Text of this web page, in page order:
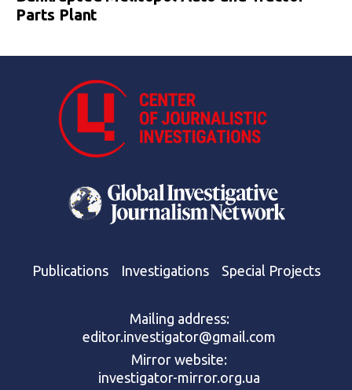
Parts Plant
Publications Investigations Special Projects
Mailing address:
editor.investigator@gmail.com
Mirror website:
investigator-mirror.org.ua